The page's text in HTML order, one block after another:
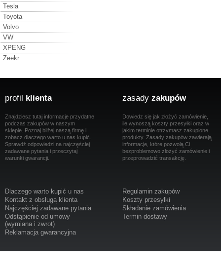
Tesla
Toyota
Volvo
VW
XPENG
Zeekr
profil klienta
Znajdziesz tutaj informacje przydatne
podczas zakupów w naszym
sklepie. Poznaj bliżej naszą firmę i
zobacz dlaczego warto u nas kupić.
Sprawdź odpowiedzi na najczęściej
zadawane pytania i przeczytaj
warunki gwarancji.
Dlaczego warto kupić u nas
Kontakt z obsługą klienta
Najczęściej zadawane pytania
Odstąpienie od umowy
(wymiana i zwrot)
Reklamacja gwarancyjna
zasady zakupów
Dowiedz się jak złożyć zamówienie,
ile wynoszą koszty przesyłki oraz w
jakim terminie otrzymasz zakupione
produkty. Zasady zakupów zawierają
informacje, które pozwolą Ci
bezproblemowo złożyć zamówienie i
przeprowadzić transakcję.
Regulamin zakupów
Koszty przesyłki
Składanie zamówienia
Termin dostawy